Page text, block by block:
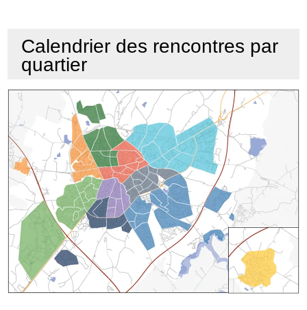
Calendrier des rencontres par
quartier